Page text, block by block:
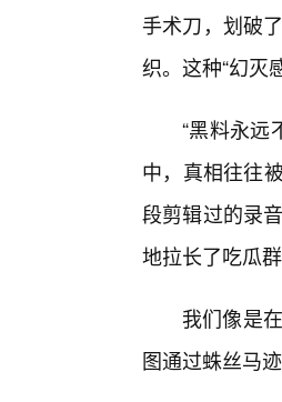
手术刀，划破
织。这种“幻灭
“黑料永远
中，真相往往
段剪辑过的录
地拉长了吃瓜
我们像是
图通过蛛丝马